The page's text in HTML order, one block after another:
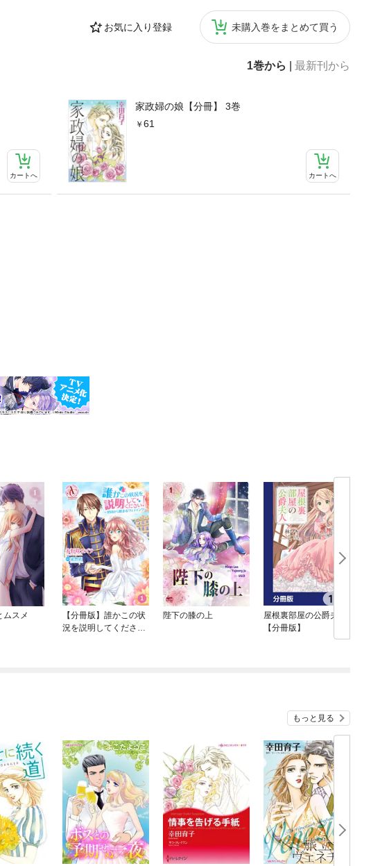
お気に入り登録 未購入巻をまとめて買う
1巻から 最新刊から
カートへ
家政婦の娘【分冊】 3巻
61
カートへ
ムスメ
【分冊版】誰かこの状
況を説明してくださ
陛下の膝の上
屋根裏部屋の公爵夫人
【分冊版】
もっと見る